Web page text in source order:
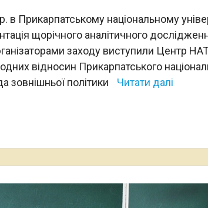
в Прикарпатському національному
щорічного аналітичного
заходу виступили Центр
відносин Прикарпатського
зовнішньої політики
Читати далі